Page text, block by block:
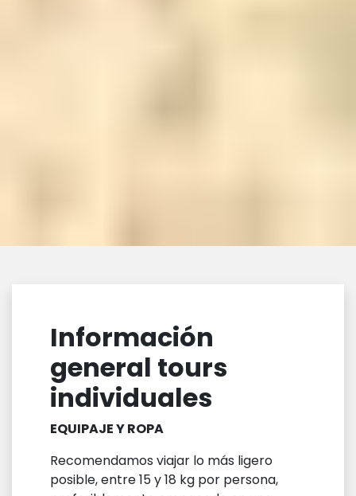
Información
general tours
individuales
EQUIPAJE Y ROPA
Recomendamos viajar lo más ligero
posible, entre 15 y 18 kg por persona,